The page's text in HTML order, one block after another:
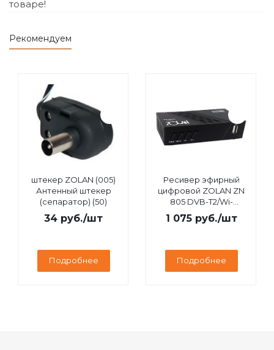
товаре!
Рекомендуем
штекер ZOLAN (005)
Антенный штекер
(сепаратор) (50)
34 руб./шт
Подробнее
Ресивер эфирный
цифровой ZOLAN ZN
805 DVB-T2/Wi-
Fi/IPTV/MEGOGO/YouTube,
дисплей
1 075руб./шт
Подробнее